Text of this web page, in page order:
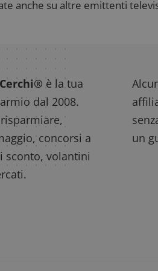
anche su altre emittenti
è la tua
dal 2008.
concorsi a
sconto, volantini
un